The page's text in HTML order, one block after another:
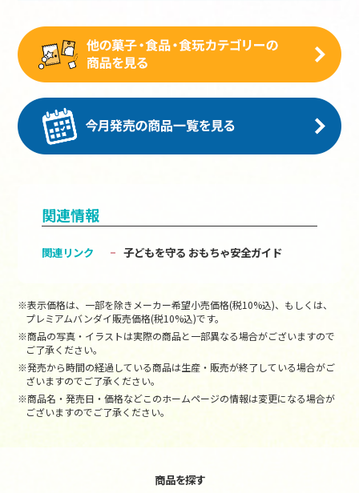
関連情報
関連リンク 子どもを守る おもちゃ安全ガイド
※表示価格は、一部を除きメーカー希望小売価格(税10%込)、もしくは、
プレミアムバンダイ販売価格(税10%込)です。
※商品の写真・イラストは実際の商品と一部異なる場合がございますので
ご了承ください。
※発売から時間の経過している商品は生産・販売が終了している場合がご
ざいますのでご了承ください。
※商品名・発売日・価格などこのホームページの情報は変更になる場合が
ございますのでご了承ください。
商品を探す